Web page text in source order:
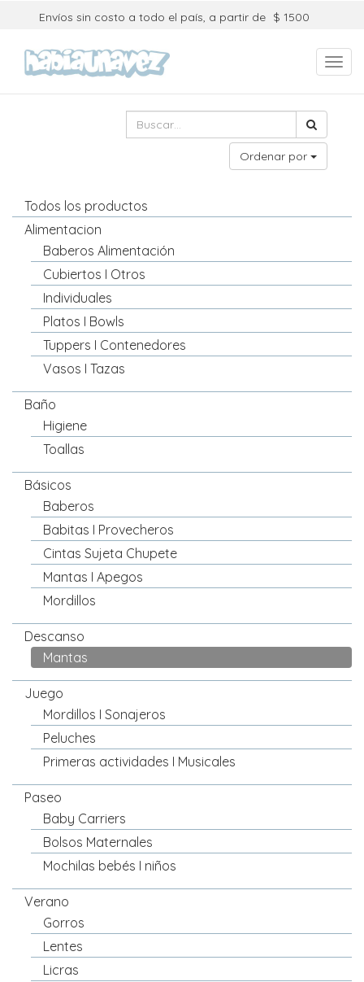
Envíos sin costo a todo el país, a partir de $ 1500
Ordenar por
Todos los productos
Alimentacion
Baberos Alimentación
Cubiertos I Otros
Individuales
Platos I Bowls
Tuppers I Contenedores
Vasos I Tazas
Baño
Higiene
Toallas
Básicos
Baberos
Babitas I Provecheros
Cintas Sujeta Chupete
Mantas I Apegos
Mordillos
Descanso
Mantas
Juego
Mordillos I Sonajeros
Peluches
Primeras actividades I Musicales
Paseo
Baby Carriers
Bolsos Maternales
Mochilas bebés I niños
Verano
Gorros
Lentes
Licras